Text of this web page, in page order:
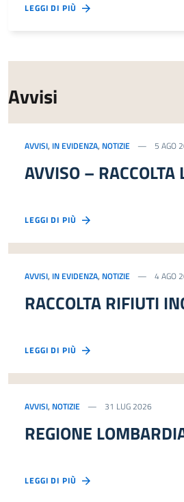
LEGGI DI PIÙ
Avvisi
AVVISI, IN EVIDENZA, NOTIZIE 5 AGO
AVVISO – RACCOLTA
LEGGI DI PIÙ
AVVISI, IN EVIDENZA, NOTIZIE 4 AGO
RACCOLTA RIFIUTI
LEGGI DI PIÙ
AVVISI, NOTIZIE 31 LUG 2026
REGIONE
LEGGI DI PIÙ